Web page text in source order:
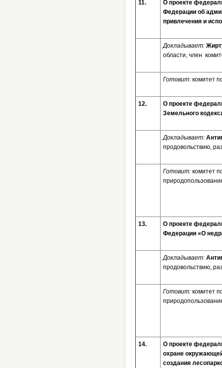
11.
О проекте
Федерации об
привлечения и
Докладывает:
области, член
Готовит: комитет
12.
О проекте
Земельного
Докладывает:
продовольствию,
Готовит: комитет
13.
О проекте
Федерации «О
Докладывает:
продовольствию,
Готовит: комитет
14.
О проекте
охране
создания